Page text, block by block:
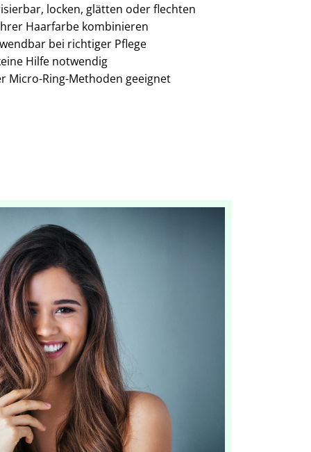
locken, glätten oder flechten
Haarfarbe kombinieren
bei richtiger Pflege
Hilfe notwendig
Micro-Ring-Methoden geeignet